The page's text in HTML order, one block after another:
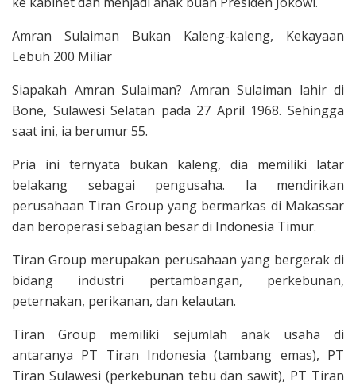
Amran Sulaiman Bukan Kaleng-kaleng, Kekayaan
Lebuh 200 Miliar
Siapakah Amran Sulaiman? Amran Sulaiman lahir di
Bone, Sulawesi Selatan pada 27 April 1968. Sehingga
saat ini, ia berumur 55.
Pria ini ternyata bukan kaleng, dia memiliki latar
belakang sebagai pengusaha. Ia mendirikan
perusahaan Tiran Group yang bermarkas di Makassar
dan beroperasi sebagian besar di Indonesia Timur.
Tiran Group merupakan perusahaan yang bergerak di
bidang industri pertambangan, perkebunan,
peternakan, perikanan, dan kelautan.
Tiran Group memiliki sejumlah anak usaha di
antaranya PT Tiran Indonesia (tambang emas), PT
Tiran Sulawesi (perkebunan tebu dan sawit), PT Tiran